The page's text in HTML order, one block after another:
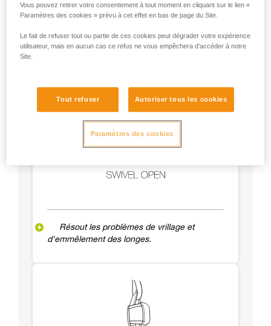
Pas de point de faiblesse comme la bague
de verrouillage des mousquetons.
Résout les problèmes de vrillage et
d'emmêlement des longes.
Vous pouvez retirer votre consentement à tout moment en cliquant sur le lien «
Paramètres des cookies » prévu à cet effet en bas de page du Site.
Le fait de refuser tout ou partie de ces cookies peut dégrader votre expérience
utilisateur, mais en aucun cas ce refus ne vous empêchera d’accéder à notre
Site.
Tout refuser Autoriser tous les cookies
Paramètres des cookies